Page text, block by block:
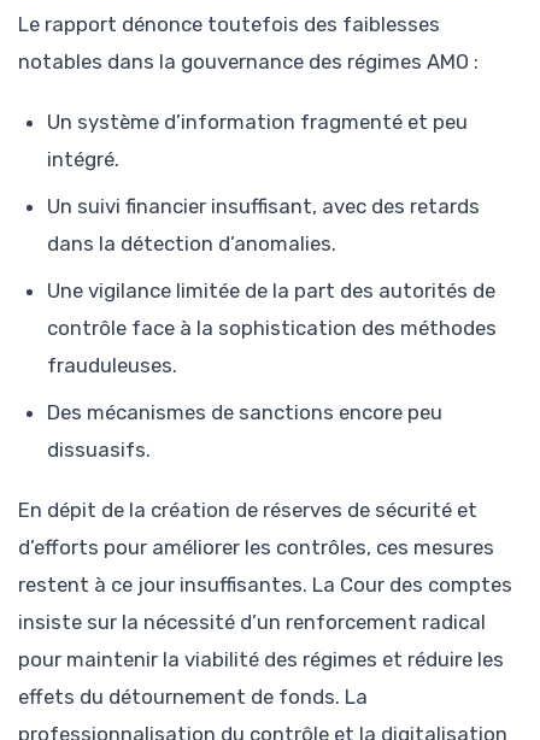
Le rapport dénonce toutefois des faiblesses
notables dans la gouvernance des régimes AMO :
Un système d’information fragmenté et peu
intégré.
Un suivi financier insuffisant, avec des retards
dans la détection d’anomalies.
Une vigilance limitée de la part des autorités de
contrôle face à la sophistication des méthodes
frauduleuses.
Des mécanismes de sanctions encore peu
dissuasifs.
En dépit de la création de réserves de sécurité et
d’efforts pour améliorer les contrôles, ces mesures
restent à ce jour insuffisantes. La Cour des comptes
insiste sur la nécessité d’un renforcement radical
pour maintenir la viabilité des régimes et réduire les
effets du détournement de fonds. La
professionnalisation du contrôle et la digitalisation